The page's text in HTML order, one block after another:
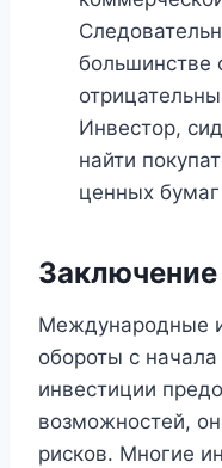
большинстве
Инвестор,
найти
ценных
Заключение
Международные
обороты с начала
инвестиции
возможностей,
рисков. Многие